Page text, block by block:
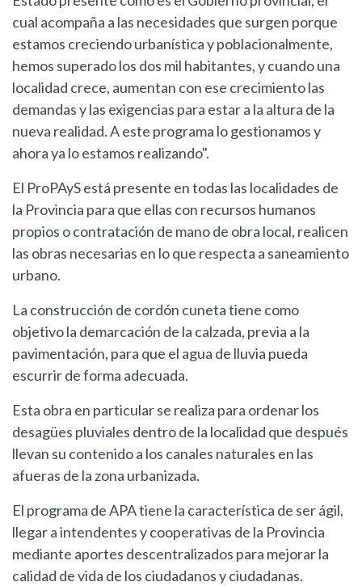
cual acompaña a las necesidades que surgen porque
estamos creciendo urbanística y poblacionalmente,
hemos superado los dos mil habitantes, y cuando una
localidad crece, aumentan con ese crecimiento las
demandas y las exigencias para estar a la altura de la
nueva realidad. A este programa lo gestionamos y
ahora ya lo estamos realizando".
El ProPAyS está presente en todas las localidades de
la Provincia para que ellas con recursos humanos
propios o contratación de mano de obra local, realicen
las obras necesarias en lo que respecta a saneamiento
urbano.
La construcción de cordón cuneta tiene como
objetivo la demarcación de la calzada, previa a la
pavimentación, para que el agua de lluvia pueda
escurrir de forma adecuada.
Esta obra en particular se realiza para ordenar los
desagües pluviales dentro de la localidad que después
llevan su contenido a los canales naturales en las
afueras de la zona urbanizada.
El programa de APA tiene la característica de ser ágil,
llegar a intendentes y cooperativas de la Provincia
mediante aportes descentralizados para mejorar la
calidad de vida de los ciudadanos y ciudadanas.